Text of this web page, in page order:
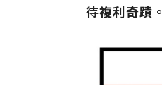
待複利奇蹟。